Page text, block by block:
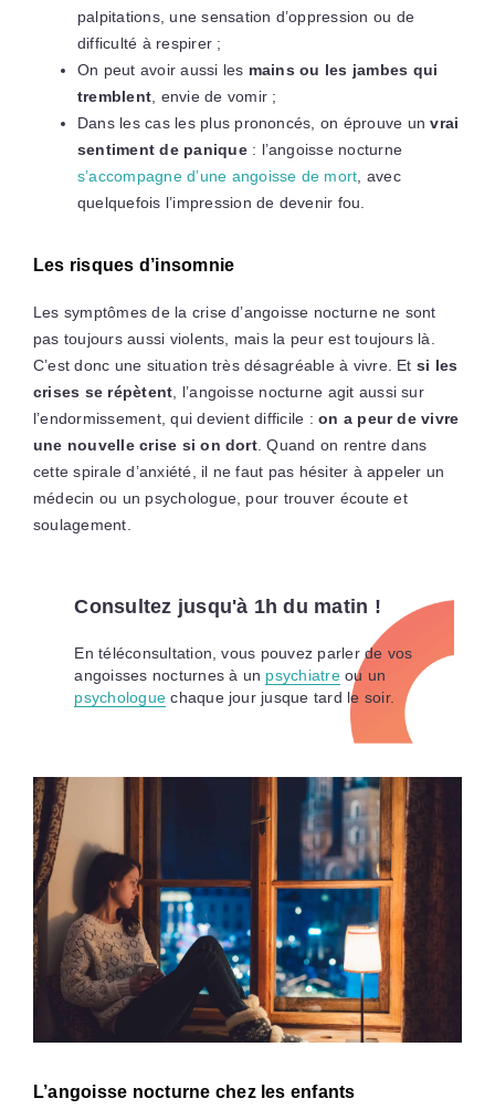
palpitations, une sensation d’oppression ou de
difficulté à respirer ;
On peut avoir aussi les mains ou les jambes qui
tremblent , envie de vomir ;
Dans les cas les plus prononcés, on éprouve unvrai
sentiment de panique: l’angoisse nocturne
s’accompagne d’une angoisse de mort , avec
quelquefois l’impression de devenir fou.
Les risques d’insomnie
Les symptômes de la crise d’angoisse nocturne ne sont
pas toujours aussi violents, mais la peur est toujours là.
C’est donc une situation très désagréable à vivre. Et si les
crises se répètent , l’angoisse nocturne agit aussi sur
l’endormissement, qui devient difficile :on a peur de vivre
une nouvelle crise si on dort. Quand on rentre dans
cette spirale d’anxiété, il ne faut pas hésiter à appeler un
médecin ou un psychologue, pour trouver écoute et
soulagement.
Consultez jusqu'à 1h du matin !
En téléconsultation, vous pouvez parler de vos
angoisses nocturnes à un psychiatreou un
psychologue chaque jour jusque tard le soir.
L’angoisse nocturne chez les enfants